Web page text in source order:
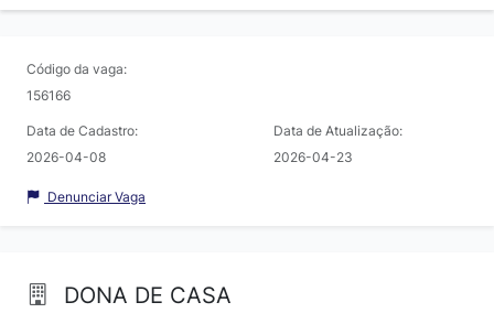
Código da vaga:
156166
Data de Cadastro:
2026-04-08
Data de Atualização:
2026-04-23
Denunciar Vaga
DONA DE CASA